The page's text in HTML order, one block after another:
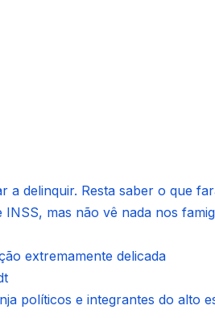
a delinquir. Resta saber o que
mas não vê nada nos
extremamente delicada
políticos e integrantes do alto